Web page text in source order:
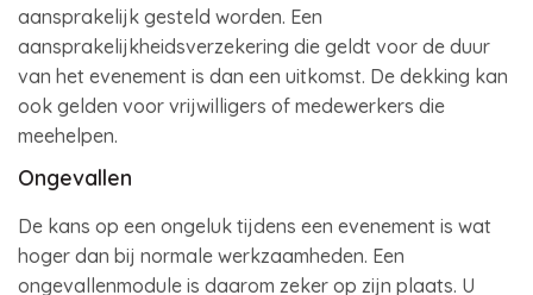
aansprakelijk gesteld worden. Een
aansprakelijkheidsverzekering die geldt voor de duur
van het evenement is dan een uitkomst. De dekking kan
ook gelden voor vrijwilligers of medewerkers die
meehelpen.
Ongevallen
De kans op een ongeluk tijdens een evenement is wat
hoger dan bij normale werkzaamheden. Een
ongevallenmodule is daarom zeker op zijn plaats. U